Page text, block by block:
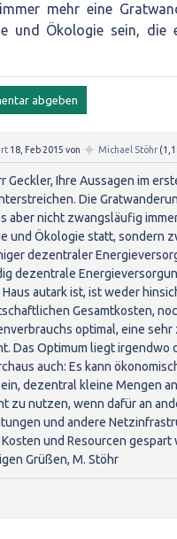
mehr eine
und Ökologie sein, die
18, Feb 2015 von ✦ Michael Stöhr (
Geckler, Ihre Aussagen im
Die
aber nicht zwangsläufig
und Ökologie statt, sondern
dezentraler
dezentrale
autark ist, ist weder
Gesamtkosten,
optimal, eine
Das Optimum liegt irgendwo
auch: Es kann
dezentral kleine Mengen
zu nutzen, wenn dafür an
und andere
und Resourcen gespart
Grüßen, M. Stöhr